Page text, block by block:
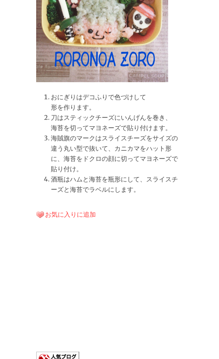
おにぎりはデコふりで色づけして
形を作ります。
刀はスティックチーズにいんげんを巻き、
海苔を切ってマヨネーズで貼り付けます。
海賊旗のマークはスライスチーズをサイズの
違う丸い型で抜いて、カニカマをハット形
に、海苔をドクロの顔に切ってマヨネーズで
貼り付け。
酒瓶はハムと海苔を瓶形にして、スライスチ
ーズと海苔でラベルにします。
お気に入りに追加